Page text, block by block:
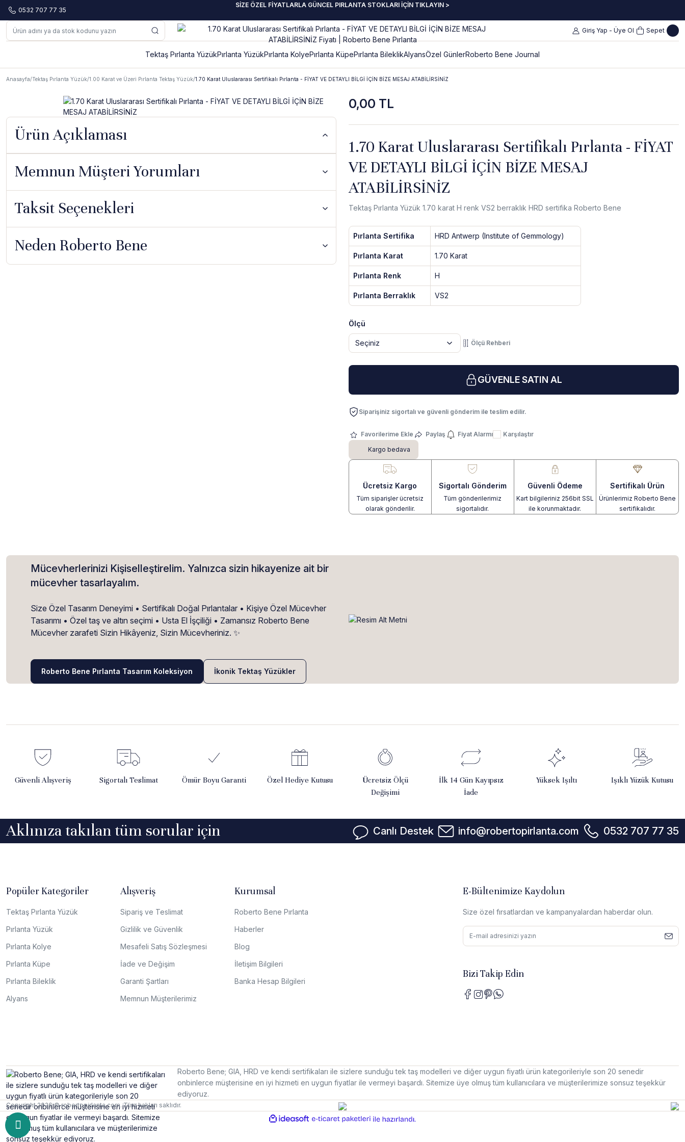
0532 707 77 35
SİZE ÖZEL FİYATLARLA GÜNCEL PIRLANTA STOKLARI İÇİN TIKLAYIN >
Giriş Yap - Üye Ol Sepet
Tektaş Pırlanta YüzükPırlanta YüzükPırlanta KolyePırlanta KüpePırlanta BileklikAlyansÖzel GünlerRoberto Bene Journal
Anasayfa Tektaş Pırlanta Yüzük 1.00 Karat ve Üzeri Pırlanta Tektaş Yüzük 1.70 Karat Uluslararası Sertifikalı Pırlanta - FİYAT VE DETAYLI BİLGİ İÇİN BİZE MESAJ ATABİLİRSİNİZ
Ürün Açıklaması
Memnun Müşteri Yorumları
Taksit Seçenekleri
Neden Roberto Bene
0,00 TL
1.70 Karat Uluslararası Sertifikalı Pırlanta - FİYAT
VE DETAYLI BİLGİ İÇİN BİZE MESAJ
ATABİLİRSİNİZ
Tektaş Pırlanta Yüzük 1.70 karat H renk VS2 berraklık HRD sertifika Roberto Bene
Pırlanta Sertifika HRD Antwerp (Institute of Gemmology)
Pırlanta Karat 1.70 Karat
Pırlanta Renk H
Pırlanta Berraklık VS2
Ölçü
Ölçü Rehberi
GÜVENLE SATIN AL
Siparişiniz sigortalı ve güvenli gönderim ile teslim edilir.
Paylaş Fiyat Alarmı
Karşılaştır
Kargo bedava
Ücretsiz Kargo
Tüm siparişler ücretsiz
olarak gönderilir.
Sigortalı Gönderim
Tüm gönderilerimiz
sigortalıdır.
Güvenli Ödeme
Kart bilgileriniz 256bit SSL
ile korunmaktadır.
Sertifikalı Ürün
Ürünlerimiz Roberto Bene
sertifikalıdır.
Mücevherlerinizi Kişiselleştirelim. Yalnızca sizin hikayenize ait bir
mücevher tasarlayalım.
Size Özel Tasarım Deneyimi • Sertifikalı Doğal Pırlantalar • Kişiye Özel Mücevher
Tasarımı • Özel taş ve altın seçimi • Usta El İşçiliği • Zamansız Roberto Bene
Mücevher zarafeti Sizin Hikâyeniz, Sizin Mücevheriniz. ✨
Roberto Bene Pırlanta Tasarım Koleksiyon İkonik Tektaş Yüzükler
Güvenli Alışveriş Sigortalı Teslimat Ömür Boyu Garanti Özel Hediye Kutusu
Ücretsiz Ölçü
Değişimi
İlk 14 Gün Kayıpsız
İade
Yüksek Işıltı Işıklı Yüzük Kutusu
Aklınıza takılan tüm sorular için Canlı Destek info@robertopirlanta.com 0532 707 77 35
Popüler Kategoriler
Tektaş Pırlanta Yüzük
Pırlanta Yüzük
Pırlanta Kolye
Pırlanta Küpe
Pırlanta Bileklik
Alyans
Alışveriş
Sipariş ve Teslimat
Gizlilik ve Güvenlik
Mesafeli Satış Sözleşmesi
İade ve Değişim
Garanti Şartları
Memnun Müşterilerimiz
Kurumsal
Roberto Bene Pırlanta
Haberler
Blog
İletişim Bilgileri
Banka Hesap Bilgileri
E-Bültenimize Kaydolun
Size özel fırsatlardan ve kampanyalardan haberdar olun.
Bizi Takip Edin
Roberto Bene; GIA, HRD ve kendi sertifikaları ile sizlere sunduğu tek taş modelleri ve diğer uygun fiyatlı ürün kategorileriyle son 20 senedir
onbinlerce müşterisine en iyi hizmeti en uygun fiyatlar ile vermeyi başardı. Sitemize üye olmuş tüm kullanıcılara ve müşterilerimize sonsuz teşekkür
ediyoruz.
Copyright 2026 © robertopirlanta.com. Tüm hakları saklıdır.
ideasoft
e-